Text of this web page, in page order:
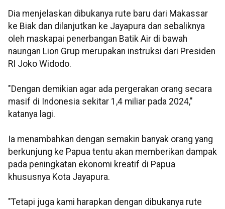
Dia menjelaskan dibukanya rute baru dari Makassar
ke Biak dan dilanjutkan ke Jayapura dan sebaliknya
oleh maskapai penerbangan Batik Air di bawah
naungan Lion Grup merupakan instruksi dari Presiden
RI Joko Widodo.
"Dengan demikian agar ada pergerakan orang secara
masif di Indonesia sekitar 1,4 miliar pada 2024,"
katanya lagi.
Ia menambahkan dengan semakin banyak orang yang
berkunjung ke Papua tentu akan memberikan dampak
pada peningkatan ekonomi kreatif di Papua
khususnya Kota Jayapura.
"Tetapi juga kami harapkan dengan dibukanya rute